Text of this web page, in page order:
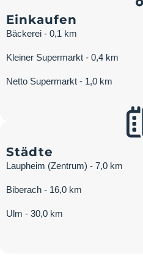
Einkaufen
Bäckerei - 0,1 km
Kleiner Supermarkt - 0,4 km
Netto Supermarkt - 1,0 km
Städte
Laupheim (Zentrum) - 7,0 km
Biberach - 16,0 km
Ulm - 30,0 km